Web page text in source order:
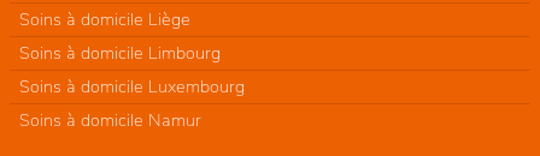
Soins à domicile Liège
Soins à domicile Limbourg
Soins à domicile Luxembourg
Soins à domicile Namur